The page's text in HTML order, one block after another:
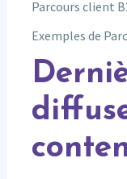
Parcours client
Exemples de